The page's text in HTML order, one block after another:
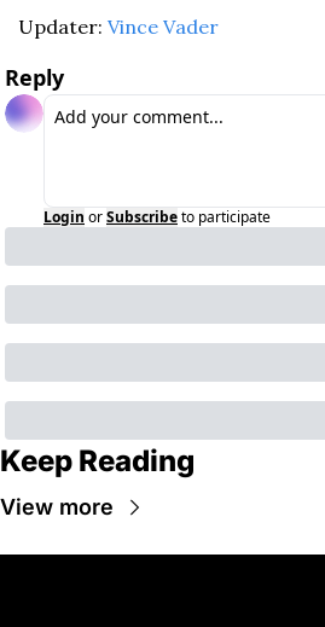
Updater: Vince Vader
Reply
Login orSubscribeto participate
Keep Reading
View more